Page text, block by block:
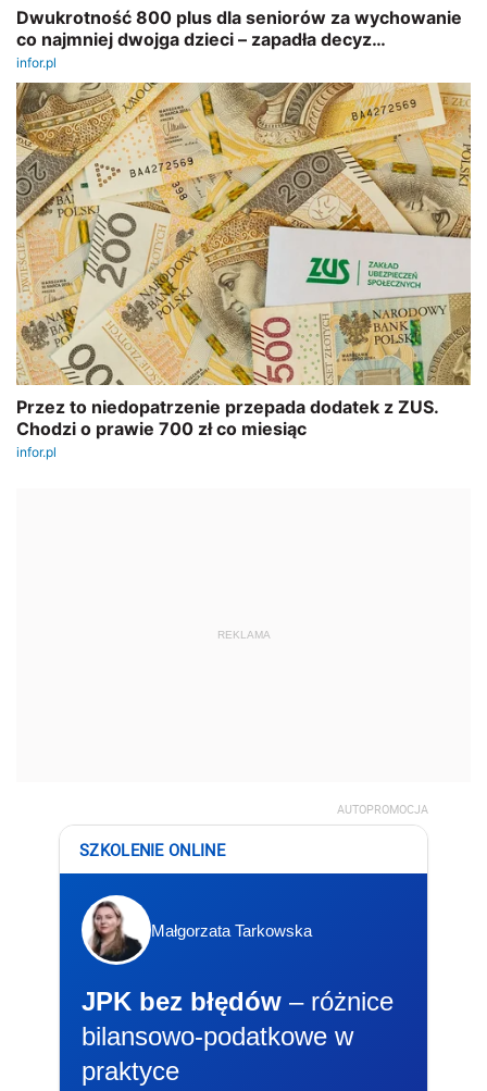
REKLAMA
AUTOPROMOCJA
SZKOLENIE ONLINE
Małgorzata Tarkowska
JPK bez błędów – różnice
bilansowo-podatkowe w
praktyce